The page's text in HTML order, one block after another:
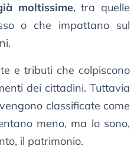
moltissime, tra quelle
o che impattano sul
e tributi che colpiscono
dei cittadini. Tuttavia
classificate come
meno, ma lo sono,
il patrimonio.